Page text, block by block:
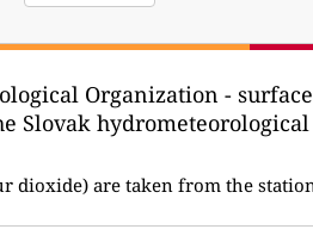
Organization -
Slovak
dioxide) are taken from the